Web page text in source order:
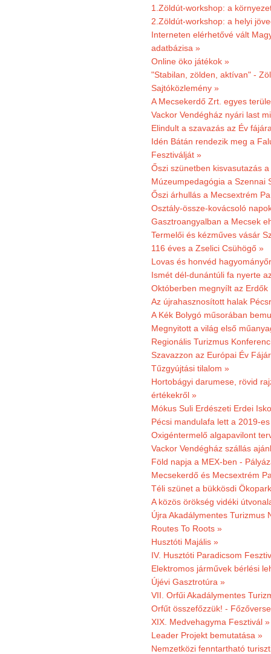
1.Zöldút-workshop: a
2.Zöldút-workshop: a helyi
Interneten elérhetővé vált
adatbázisa »
Online öko játékok »
"Stabilan, zölden, aktívan" -
Sajtóközlemény »
A Mecsekerdő Zrt. egyes
Vackor Vendégház nyári last
Elindult a szavazás az Év
Idén Bátán rendezik meg a
Fesztiválját »
Őszi szünetben kisvasutazás
Múzeumpedagógia a Szennai
Őszi árhullás a Mecsextrém
Osztály-össze-kovácsoló
Gasztroangyalban a Mecsek
Termelői és kézműves vásár
116 éves a Zselici Csühögő »
Lovas és honvéd
Ismét dél-dunántúli fa nyerte
Októberben megnyílt az
Az újrahasznosított halak
A Kék Bolygó műsorában
Megnyitott a világ első
Regionális Turizmus
Szavazzon az Európai Év
Tűzgyújtási tilalom »
Hortobágyi darumese, rövid
értékekről »
Mókus Suli Erdészeti Erdei
Pécsi mandulafa lett a 2019-
Oxigéntermelő algapavilont
Vackor Vendégház szállás
Föld napja a MEX-ben -
Mecsekerdő és Mecsextrém
Téli szünet a bükkösdi
A közös örökség vidéki
Újra Akadálymentes Turizmus
Routes To Roots »
Husztóti Majális »
IV. Husztóti Paradicsom
Elektromos járművek bérlési
Újévi Gasztrotúra »
VII. Orfűi Akadálymentes
Orfűt összefőzzük! -
XIX. Medvehagyma Fesztivál »
Leader Projekt bemutatása »
Nemzetközi fenntartható